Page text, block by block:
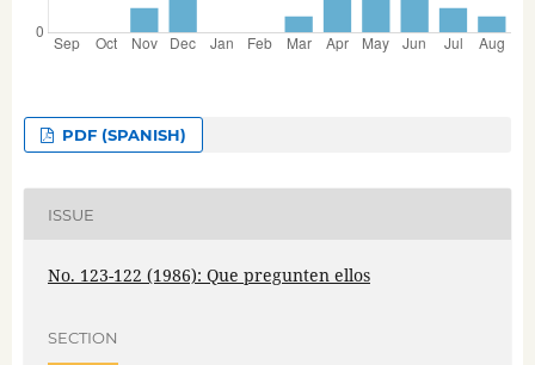
PDF (SPANISH)
ISSUE
No. 123-122 (1986): Que pregunten ellos
SECTION